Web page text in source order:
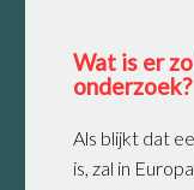
Wat is er
onderzoek?
Als blijkt dat
is, zal in